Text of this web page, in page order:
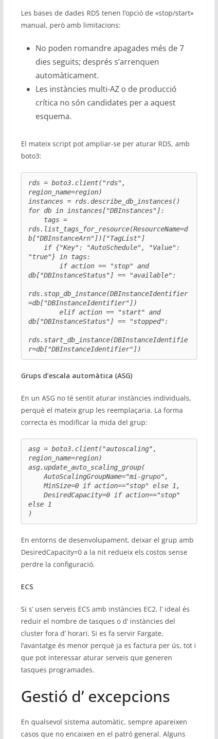
Les bases de dades RDS tenen l’opció de «stop/start»
manual, però amb limitacions:
No poden romandre apagades més de 7
dies seguits; després s’arrenquen
automàticament.
Les instàncies multi-AZ o de producció
crítica no són candidates per a aquest
esquema.
El mateix script pot ampliar-se per aturar RDS, amb
boto3:
rds = boto3.client("rds",
region_name=region)
instances = rds.describe_db_instances()
for db in instances["DBInstances"]:
tags =
rds.list_tags_for_resource(ResourceName=d
b["DBInstanceArn"])["TagList"]
if {"Key": "AutoSchedule", "Value":
"true"} in tags:
if action == "stop" and
db["DBInstanceStatus"] == "available":
rds.stop_db_instance(DBInstanceIdentifier
=db["DBInstanceIdentifier"])
elif action == "start" and
db["DBInstanceStatus"] == "stopped":
rds.start_db_instance(DBInstanceIdentifie
r=db["DBInstanceIdentifier"])
Grups d’escala automàtica (ASG)
En un ASG no té sentit aturar instàncies individuals,
perquè el mateix grup les reemplaçaria. La forma
correcta és modificar la mida del grup:
asg = boto3.client("autoscaling",
region_name=region)
asg.update_auto_scaling_group(
AutoScalingGroupName="mi-grupo",
MinSize=0 if action=="stop" else 1,
DesiredCapacity=0 if action=="stop"
else 1
)
En entorns de desenvolupament, deixar el grup amb
DesiredCapacity=0 a la nit redueix els costos sense
perdre la configuració.
ECS
Si s’ usen serveis ECS amb instàncies EC2, l’ ideal és
reduir el nombre de tasques o d’ instàncies del
cluster fora d’ horari. Si es fa servir Fargate,
l’avantatge és menor perquè ja es factura per ús, tot i
que pot interessar aturar serveis que generen
tasques programades.
Gestió d’ excepcions
En qualsevol sistema automàtic, sempre apareixen
casos que no encaixen en el patró general. Alguns